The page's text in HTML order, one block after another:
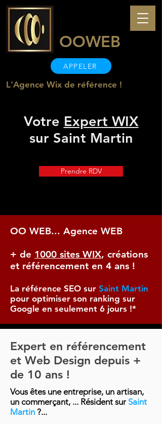
OOWEB
L'Agence Wix de référence !
APPELER
Votre Expert WIX
sur Saint Martin
Prendre RDV
OO WEB... Agence WEB
+ de 1000 sites WIX, créations
et référencement en 4 ans !
La référence SEO sur Saint Martin
pour optimiser son ranking sur
Google en seulement 6 jours !*
Expert en référencement
et Web Design depuis +
de 10 ans !
Vous êtes une entreprise, un artisan,
un commerçant, ... Résident sur Saint
Martin ?...